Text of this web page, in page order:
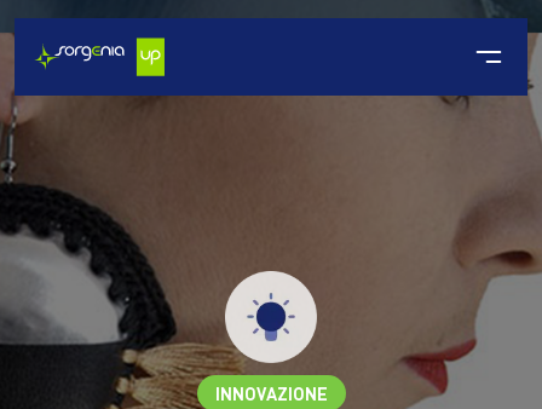
INNOVAZIONE